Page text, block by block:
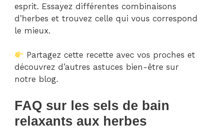
esprit. Essayez différentes combinaisons
d’herbes et trouvez celle qui vous correspond
le mieux.
Partagez cette recette avec vos proches et
découvrez d’autres astuces bien-être sur
notre blog.
FAQ sur les sels de bain
relaxants aux herbes